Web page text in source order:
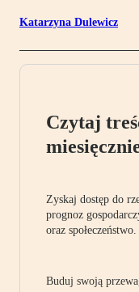
Katarzyna Dulewicz
Czytaj
Zyskaj dostęp do
prognoz
oraz społeczeństwo.
Buduj swoją